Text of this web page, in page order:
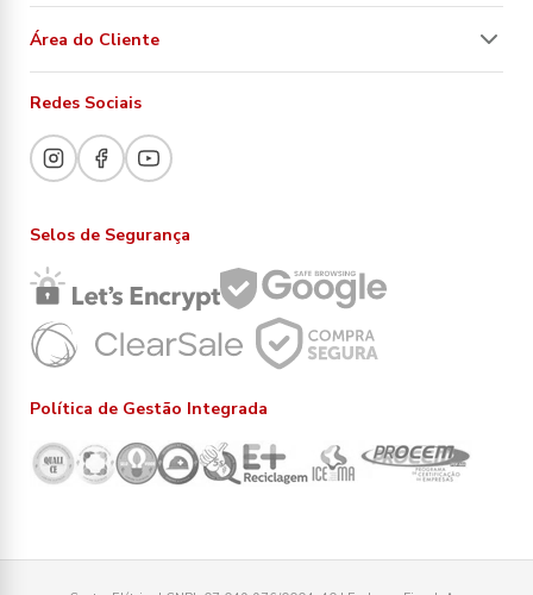
Área do Cliente
Redes Sociais
Selos de Segurança
Política de Gestão Integrada